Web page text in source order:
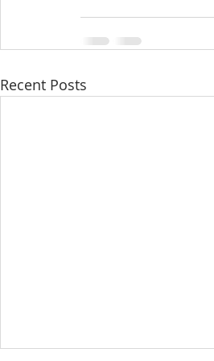
Recent Posts